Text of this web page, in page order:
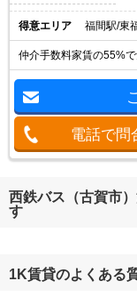
得意エリア 福間駅/東
仲介手数料家賃の55%
電話で問
西鉄バス（古賀市
す
1K賃貸のよくある